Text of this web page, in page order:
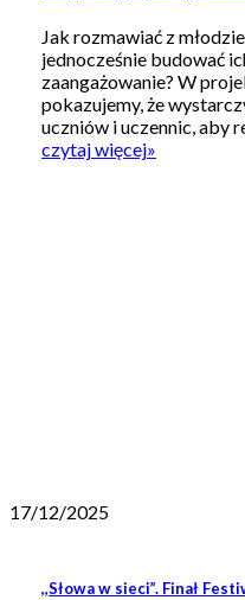
Jak rozmawiać z
jednocześnie budować
zaangażowanie? W
pokazujemy, że
uczniów i uczennic, aby
czytaj więcej»
17/12/2025
,,Słowa w sieci”. Finał